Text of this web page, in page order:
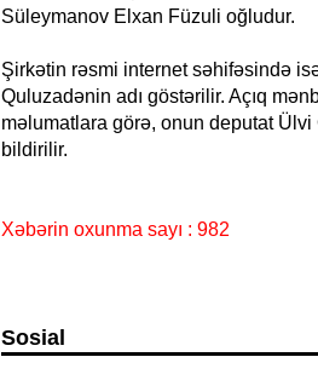
Süleymanov Elxan Füzuli oğludur.
Şirkətin rəsmi internet səhifəsində
Quluzadənin adı göstərilir. Açıq
məlumatlara görə, onun deputat
bildirilir.
Xəbərin oxunma sayı : 982
Sosial